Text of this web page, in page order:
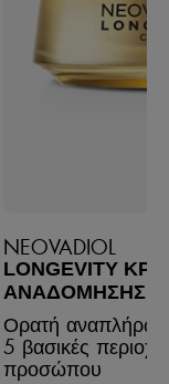
NEOVADIOL
LONGEVITY
ΑΝΑΔΌΜΗΣΗΣ
Ορατή
5 βασικές
προσώπου